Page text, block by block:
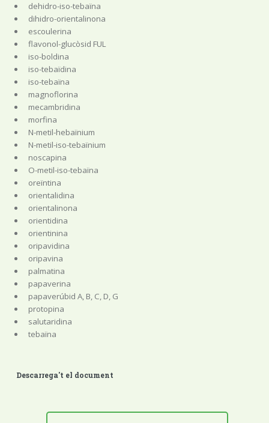
dehidro-iso-tebaïna
dihidro-orientalinona
escoulerina
flavonol-glucòsid FUL
iso-boldina
iso-tebaïdina
iso-tebaïna
magnoflorina
mecambridina
morfina
N-metil-hebaïnium
N-metil-iso-tebaïnium
noscapina
O-metil-iso-tebaïna
oreïntina
orientalidina
orientalinona
orientidina
orientinina
oripavidina
oripavina
palmatina
papaverina
papaverúbid A, B, C, D, G
protopina
salutaridina
tebaïna
Descarrega't el document